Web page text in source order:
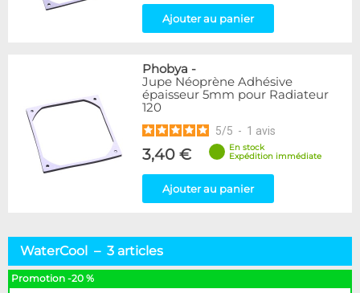
Ajouter au panier
Phobya -
Jupe Néoprène Adhésive
épaisseur 5mm pour Radiateur
120
5/5 - 1 avis
3,40 €
En stock
Expédition immédiate
Ajouter au panier
WaterCool – 3 articles
Promotion -20 %